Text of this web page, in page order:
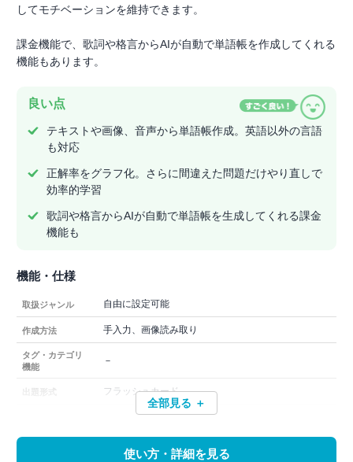
してモチベーションを維持できます。
課金機能で、歌詞や格言からAIが自動で単語帳を作成してくれる
機能もあります。
良い点
テキストや画像、音声から単語帳作成。英語以外の言語
も対応
正解率をグラフ化。さらに間違えた問題だけやり直しで
効率的学習
歌詞や格言からAIが自動で単語帳を生成してくれる課金
機能も
機能・仕様
取扱ジャンル 自由に設定可能
作成方法 手入力、画像読み取り
タグ・カテゴリ
機能
－
出題形式 フラッシュカード
全部見る ＋
使い方・詳細を見る